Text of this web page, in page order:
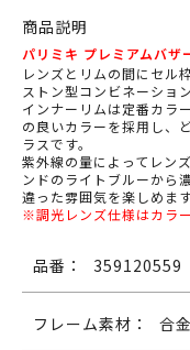
商品説明
パリミキ プレミアムバザ
レンズとリムの間にセル
ストン型コンビネーショ
インナーリムは定番カラ
の良いカラーを採用し、
ラスです。
紫外線の量によってレン
ンドのライトブルーから
違った雰囲気を楽しめます
※調光レンズ仕様はカラ
品番： 359120559
フレーム素材： 合金